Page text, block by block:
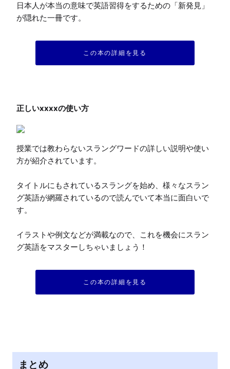
日本人が本当の意味で英語習得をするための「新発見」
が隠れた一冊です。
この本の詳細を見る
授業では教わらないスラングワードの詳しい説明や使い
方が紹介されています。
タイトルにもされているスラングを始め、様々なスラン
グ英語が網羅されているので読んでいて本当に面白いで
す。
イラストや例文などが満載なので、これを機会にスラン
グ英語をマスターしちゃいましょう！
この本の詳細を見る
まとめ